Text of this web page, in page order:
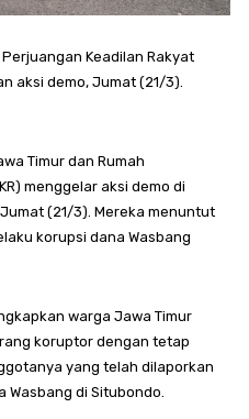
Keadilan Rakyat
aksi demo, Jumat (21/3).
Timur dan Rumah
menggelar aksi demo di
(21/3). Mereka menuntut
korupsi dana Wasbang
warga Jawa Timur
koruptor dengan tetap
yang telah dilaporkan
Wasbang di Situbondo.